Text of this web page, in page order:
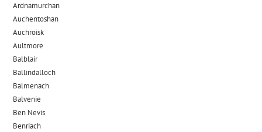
Ardnamurchan
Auchentoshan
Auchroisk
Aultmore
Balblair
Ballindalloch
Balmenach
Balvenie
Ben Nevis
Benriach